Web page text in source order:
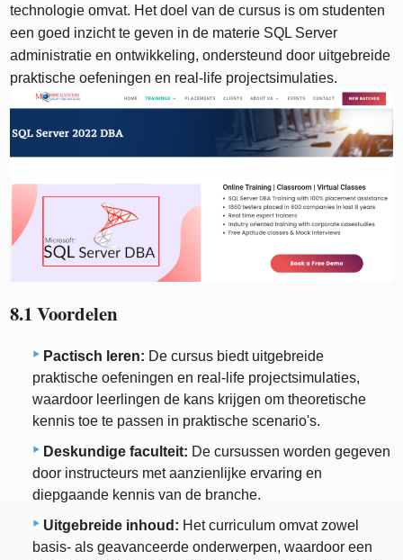
technologie omvat. Het doel van de cursus is om studenten
een goed inzicht te geven in de materie SQL Server
administratie en ontwikkeling, ondersteund door uitgebreide
praktische oefeningen en real-life projectsimulaties.
8.1 Voordelen
Pactisch leren: De cursus biedt uitgebreide
praktische oefeningen en real-life projectsimulaties,
waardoor leerlingen de kans krijgen om theoretische
kennis toe te passen in praktische scenario's.
Deskundige faculteit: De cursussen worden gegeven
door instructeurs met aanzienlijke ervaring en
diepgaande kennis van de branche.
Uitgebreide inhoud: Het curriculum omvat zowel
basis- als geavanceerde onderwerpen, waardoor een